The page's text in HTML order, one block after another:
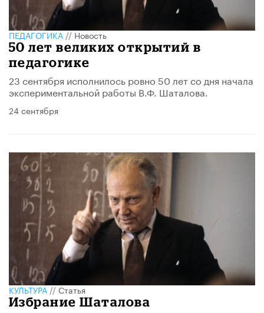
ПЕДАГОГИКА//Новость
50 лет великих открытий в
педагогике
23 сентября исполнилось ровно 50 лет со дня начала
экспериментальной работы В.Ф. Шаталова.
24 сентября
КУЛЬТУРА//Статья
Избрание Шаталова